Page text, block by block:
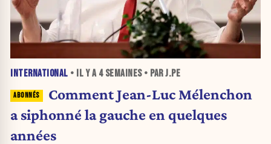
INTERNATIONAL • IL Y A 4 SEMAINES• PAR J.PE
Comment Jean-Luc Mélenchon
a siphonné la gauche en quelques
années